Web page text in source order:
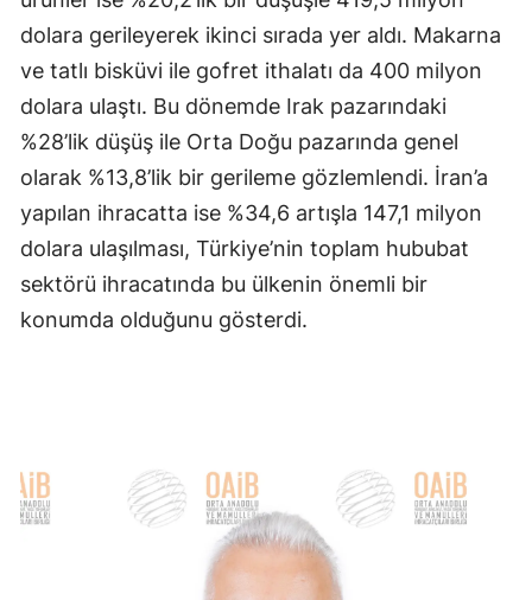
dolara gerileyerek ikinci sırada yer aldı. Makarna
ve tatlı bisküvi ile gofret ithalatı da 400 milyon
dolara ulaştı. Bu dönemde Irak pazarındaki
%28’lik düşüş ile Orta Doğu pazarında genel
olarak %13,8’lik bir gerileme gözlemlendi. İran’a
yapılan ihracatta ise %34,6 artışla 147,1 milyon
dolara ulaşılması, Türkiye’nin toplam hububat
sektörü ihracatında bu ülkenin önemli bir
konumda olduğunu gösterdi.